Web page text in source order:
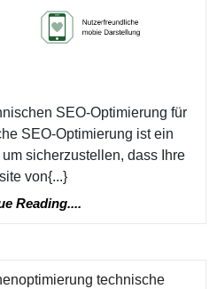
Ihre
SEO-Optimierung für
SEO-Optimierung ist ein
sicherzustellen, dass Ihre
von{...}
Reading....
technische